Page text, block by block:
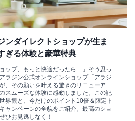
ンダイレクトショップが生ま
ぎる体験と豪華特典
ップ、もっと快適だったら…」そう思っ
ラジン公式オンラインショップ「アラジ
、その願いを叶える驚きのリニューア
スムーズな体験に感動しました。この記
界観と、今だけのポイント10倍＆限定ト
ャンペーンの全貌をご紹介。最高のショ
ひお見逃しなく！